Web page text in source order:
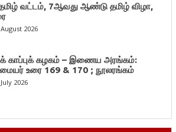
தமிழ் வட்டம், 7ஆவது ஆண்டு தமிழ் விழா,
2026
காப்புக் கழகம் – இணைய அரங்கம்:
உரை 169 & 170 ; நூலரங்கம்
2026